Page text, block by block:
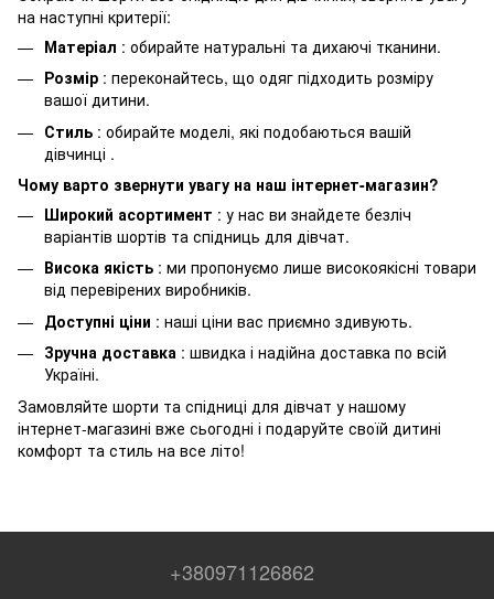
на наступні критерії:
Матеріал : обирайте натуральні та дихаючі тканини.
Розмір : переконайтесь, що одяг підходить розміру
вашої дитини.
Стиль : обирайте моделі, які подобаються вашій
дівчинці .
Чому варто звернути увагу на наш інтернет-магазин?
Широкий асортимент : у нас ви знайдете безліч
варіантів шортів та спідниць для дівчат.
Висока якість : ми пропонуємо лише високоякісні товари
від перевірених виробників.
Доступні ціни : наші ціни вас приємно здивують.
Зручна доставка : швидка і надійна доставка по всій
Україні.
Замовляйте шорти та спідниці для дівчат у нашому
інтернет-магазині вже сьогодні і подаруйте своїй дитині
комфорт та стиль на все літо!
+380971126862